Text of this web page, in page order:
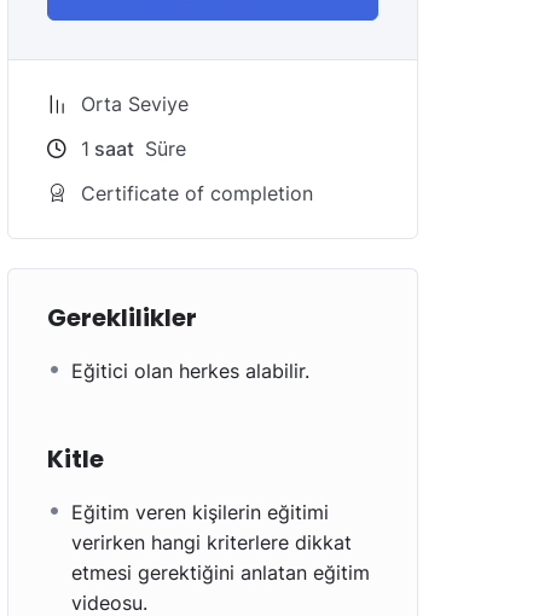
Orta Seviye
1 saat Süre
Certificate of completion
Gereklilikler
Eğitici olan herkes alabilir.
Kitle
Eğitim veren kişilerin eğitimi
verirken hangi kriterlere dikkat
etmesi gerektiğini anlatan eğitim
videosu.